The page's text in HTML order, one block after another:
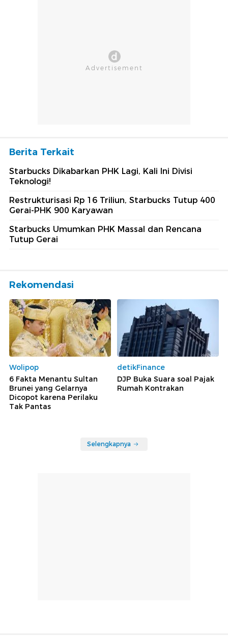
Berita Terkait
Starbucks Dikabarkan PHK Lagi, Kali Ini Divisi
Teknologi!
Restrukturisasi Rp 16 Triliun, Starbucks Tutup 400
Gerai-PHK 900 Karyawan
Starbucks Umumkan PHK Massal dan Rencana
Tutup Gerai
Rekomendasi
Wolipop
6 Fakta Menantu Sultan
Brunei yang Gelarnya
Dicopot karena Perilaku
Tak Pantas
detikFinance
DJP Buka Suara soal Pajak
Rumah Kontrakan
Selengkapnya